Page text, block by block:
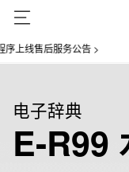
后服务公告 > 关于部
电子辞典
E-R99